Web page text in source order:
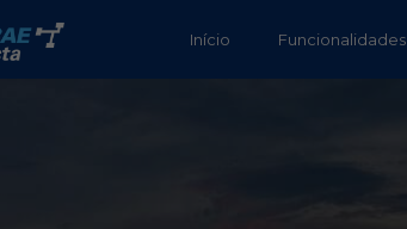
Início Funcionalidades